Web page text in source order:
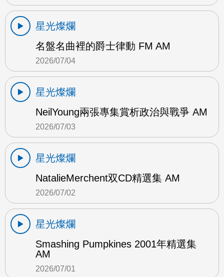
星光燦爛
名盤名曲裡的爵士律動 FM AM
2026/07/04
星光燦爛
NeilYoung兩張專集賞析政治與戰爭 AM
2026/07/03
星光燦爛
NatalieMerchent双CD精選集 AM
2026/07/02
星光燦爛
Smashing Pumpkines 2001年精選集
AM
2026/07/01